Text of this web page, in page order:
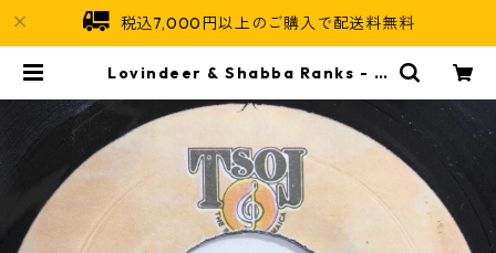
税込7,000円以上のご購入で配送料無料
Lovindeer & Shabba Ranks - M
n Soul